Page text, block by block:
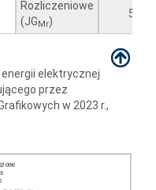
Rozliczeniowe
(JG Mr)
5
elektrycznej
przez
w 2023 r.,